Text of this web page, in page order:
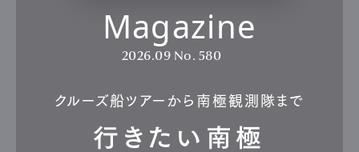
Magazine
2026.09 No. 580
クルーズ船ツアーから南極観測隊まで
行きたい南極